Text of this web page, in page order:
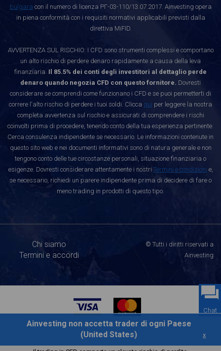
bulgara con il numero di licenza РГ-03-110/13.07.2017. Ainvesting opera
in piena conformità con i requisiti normativi applicabili previsti dalla
direttiva MiFID.
AVVERTENZA SUL RISCHIO: I CFD sono strumenti complessi e comportano
un alto rischio di perdere denaro rapidamente a causa della leva
finanziaria. Il 85.5% dei conti degli investitori al dettaglio perde
denaro quando negozia CFD con questo fornitore. Dovresti
considerare se comprendi come funzionano i CFD e se puoi permetterti di
correre l'alto rischio di perdere i tuoi soldi. Clicca qui per leggere la nostra
completa avvertenza sul rischio e assicurati di comprendere i rischi
coinvolti prima di procedere, tenendo conto della tua esperienza pertinente.
Cerca consulenza indipendente se necessario. Le informazioni contenute in
questo sito web e nei documenti informativi sono di natura generale e non
tengono conto delle tue circostanze personali, situazione finanziaria o
esigenze. Dovresti considerare attentamente i nostri Termini e condizioni e,
se necessario, richiedi un parere indipendente prima di decidere di fare o
meno trading in prodotti di questo tipo.
Chi siamo
Termini e accordi
© Tutti i diritti riservati a
Ainvesting
Chat
Ainvesting non accetta trader di ogni Paese
(United States)
x